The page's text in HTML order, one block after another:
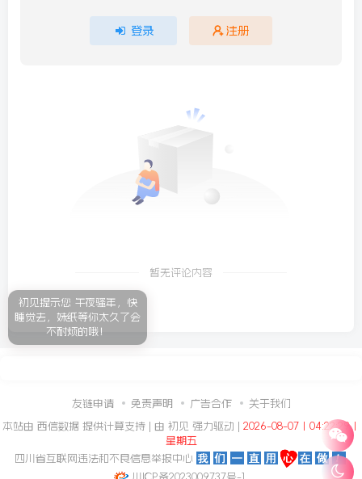
登录 注册
暂无评论内容
友链申请 免责声明 广告合作 关于我们
本站由 西信数据 提供计算支持 | 由 初见 强力驱动 | 2026-08-07丨04:22:30丨
星期五
四川省互联网违法和不良信息举报中心
初见提示您 午夜骚年，快
睡觉去，妹纸等你太久了会
不耐烦的哦！